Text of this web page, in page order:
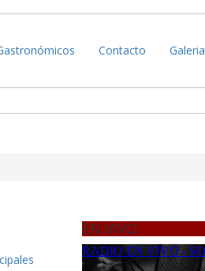
Contacto Galeria
EN VIVO